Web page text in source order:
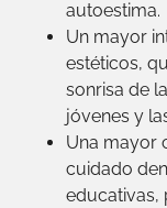
autoestima.
Un mayor
estéticos,
sonrisa de
jóvenes y
Una mayor
cuidado
educativas,